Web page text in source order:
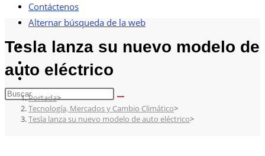
Contáctenos
Alternar búsqueda de la web
Tesla lanza su nuevo modelo de
auto eléctrico
Portada>
Tecnología, Mercados y Cambio Climático>
Tesla lanza su nuevo modelo de auto eléctrico>